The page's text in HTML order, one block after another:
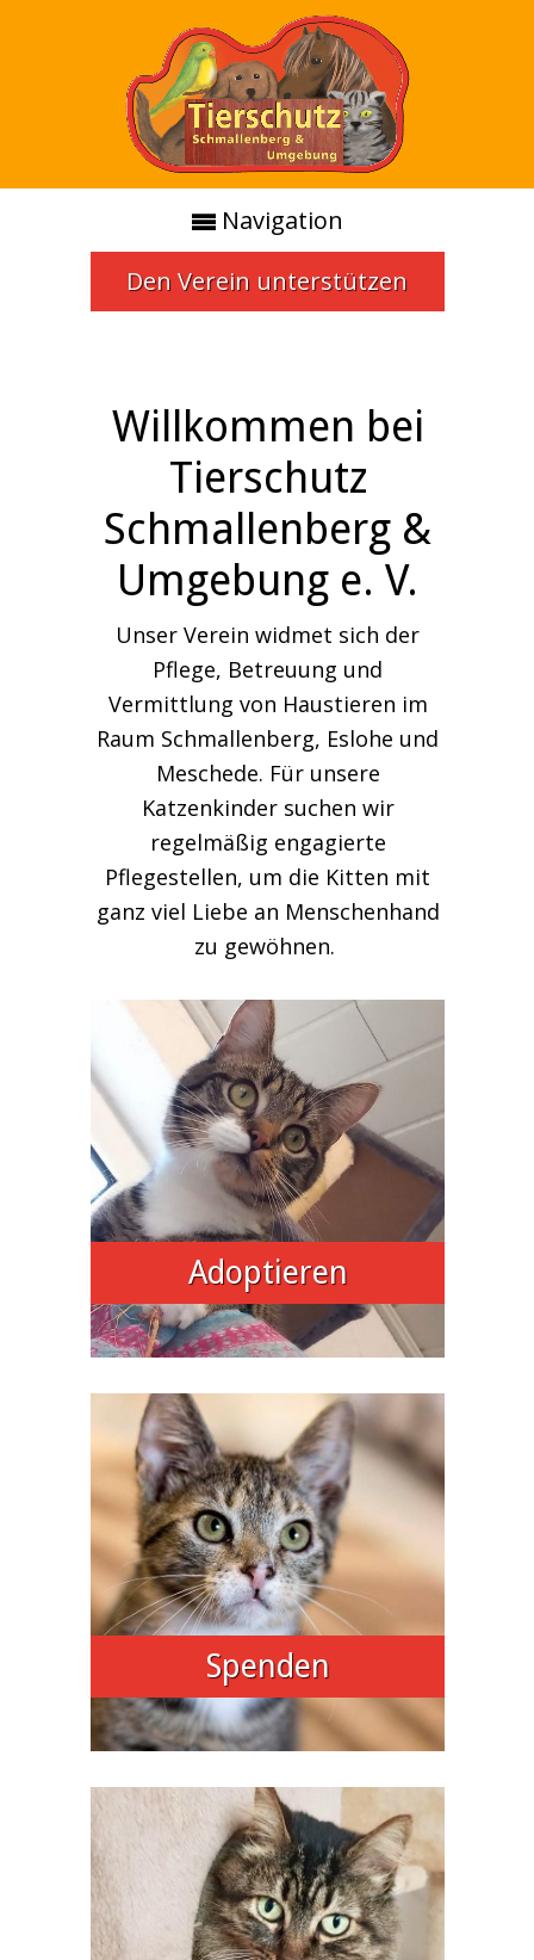
Navigation
Den Verein unterstützen
Willkommen bei
Tierschutz
Schmallenberg &
Umgebung e. V.
Unser Verein widmet sich der
Pflege, Betreuung und
Vermittlung von Haustieren im
Raum Schmallenberg, Eslohe und
Meschede. Für unsere
Katzenkinder suchen wir
regelmäßig engagierte
Pflegestellen, um die Kitten mit
ganz viel Liebe an Menschenhand
zu gewöhnen.
Adoptieren
Spenden